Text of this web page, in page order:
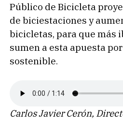
Público de Bicicleta
de biciestaciones y
bicicletas, para que más
sumen a esta apuesta
sostenible.
Carlos Javier Cerón,